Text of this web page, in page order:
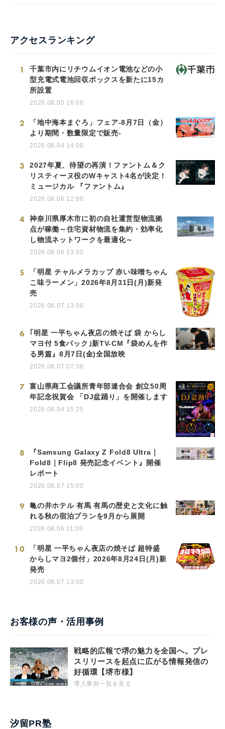
アクセスランキング
1
千葉市内にリチウムイオン電池などの小
型充電式電池回収ボックスを新たに15カ
所設置
2026.08.05 16:00
2
「地中海本まぐろ」フェア-8月7日（金）
より期間・数量限定で販売-
2026.08.04 14:00
3
2027年夏、待望の再演！ファントム＆ク
リスティーヌ役のWキャスト4名が決定！
ミュージカル 『ファントム』
2026.08.06 12:00
4
神奈川県厚木市に初の自社運営型物流拠
点が稼働～住宅資材物流を集約・効率化
し物流ネットワークを最適化～
2026.08.06 13:00
5
「明星 チャルメラカップ 赤い味噌ちゃん
こ味ラーメン」2026年8月31日(月)新発
売
2026.08.07 13:00
6
｢明星 一平ちゃん夜店の焼そば 袋 からし
マヨ付 5食パック｣新TV-CM『袋めんを作
る男篇』8月7日(金)全国放映
2026.08.07 07:30
7
富山県商工会議所青年部連合会 創立50周
年記念祝賀会 「DJ盆踊り」を開催します
2026.08.04 15:25
8
『Samsung Galaxy Z Fold8 Ultra｜
Fold8｜Flip8 発売記念イベント』開催
レポート
2026.08.07 15:00
9
亀の井ホテル 有馬 有馬の歴史と文化に触
れる秋の宿泊プランを9月から展開
2026.08.06 11:00
10
「明星 一平ちゃん夜店の焼そば 超特盛
からしマヨ2個付」2026年8月24日(月)新
発売
2026.08.07 13:00
お客様の声・活用事例
戦略的広報で堺の魅力を全国へ。プレ
スリリースを起点に広がる情報発信の
好循環【堺市様】
導入事例一覧を見る
汐留PR塾